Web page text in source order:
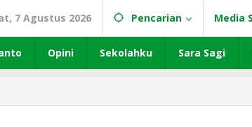
7 Agustus 2026 Pencarian Media
Opini Sekolahku Sara Sagi